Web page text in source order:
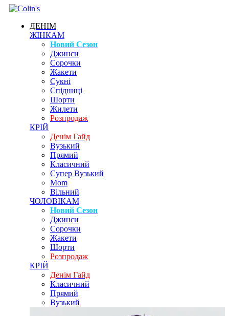
ДЕНІМ
ЖІНКАМ
Новий Сезон
Джинси
Сорочки
Жакети
Сукні
Спідниці
Шорти
Жилети
Розпродаж
КРІЙ
Денім Гайд
Вузький
Прямий
Класичний
Супер Вузький
Mom
Вільний
ЧОЛОВІКАМ
Новий Сезон
Джинси
Сорочки
Жакети
Шорти
Розпродаж
КРІЙ
Денім Гайд
Класичний
Прямий
Вузький